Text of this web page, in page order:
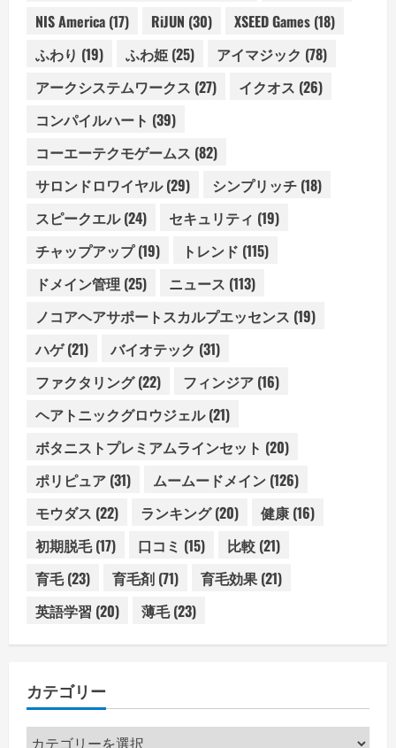
NIS America (17) RiJUN (30) XSEED Games (18)
ふわり (19) ふわ姫 (25) アイマジック (78)
アークシステムワークス (27) イクオス (26)
コンパイルハート (39)
コーエーテクモゲームス (82)
サロンドロワイヤル(29) シンプリッチ (18)
スピークエル(24) セキュリティ (19)
チャップアップ(19) トレンド (115)
ドメイン管理 (25) ニュース (113)
ノコアヘアサポートスカルプエッセンス (19)
ハゲ(21) バイオテック (31)
ファクタリング(22) フィンジア (16)
ヘアトニックグロウジェル(21)
ボタニストプレミアムラインセット (20)
ポリピュア (31) ムームードメイン (126)
モウダス (22) ランキング(20) 健康 (16)
初期脱毛(17) 口コミ (15) 比較 (21)
育毛(23) 育毛剤 (71) 育毛効果 (21)
英語学習 (20) 薄毛(23)
カテゴリー
カ